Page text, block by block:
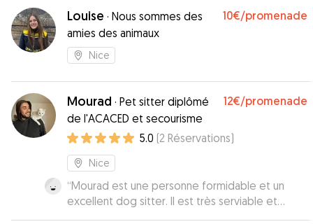
super ballade. C'était la première fois qu'elle
était gardée par quelqu'un en dehors de la
famille et tout s'est très très bien passé. Je
referai appel à Laura sans hésiter si besoin et je
Louise · Nous sommes des
amies des animaux
10€/promenade
Nice
Mourad · Pet sitter diplômé
de l'ACACED et secourisme
12€/promenade
5.0 (2 Réservations)
Nice
“Mourad est une personne formidable et un
excellent dog sitter. Il est très serviable et
prend soin du chien avec amour. Je peux le